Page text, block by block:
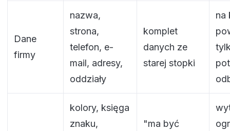
Dane
firmy
nazwa,
strona,
telefon, e-
mail, adresy,
oddziały
komplet
danych ze
starej stopki
na
kolory, księga
znaku,
"ma być